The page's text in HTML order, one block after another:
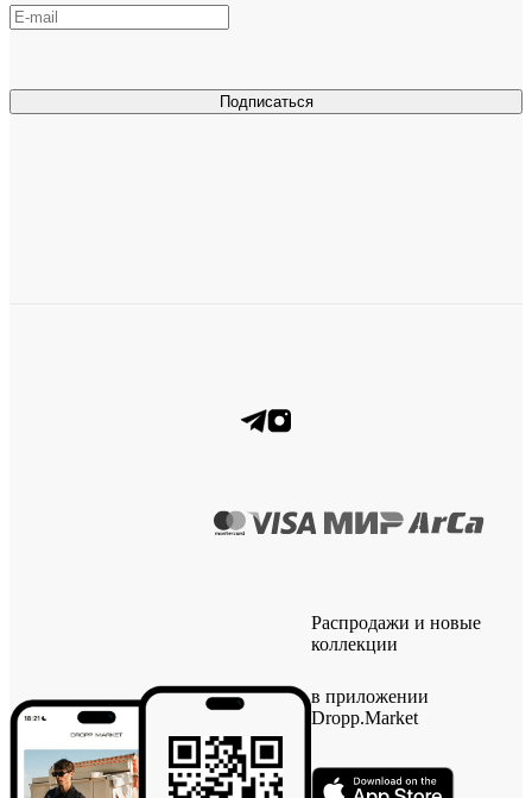
Подписаться
Распродажи и новые
коллекции
в приложении
Dropp.Market